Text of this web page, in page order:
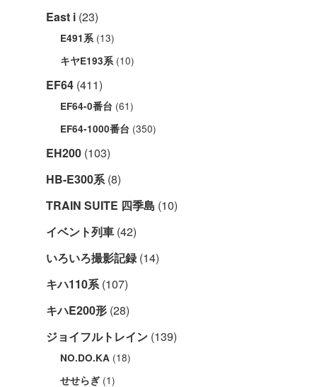
East i (23)
E491系(13)
キヤE193系(10)
EF64 (411)
EF64-0番台 (61)
EF64-1000番台 (350)
EH200 (103)
HB-E300系(8)
TRAIN SUITE 四季島 (10)
イベント列車 (42)
いろいろ撮影記録(14)
キハ110系(107)
キハE200形 (28)
ジョイフルトレイン (139)
NO.DO.KA (18)
せせらぎ (1)